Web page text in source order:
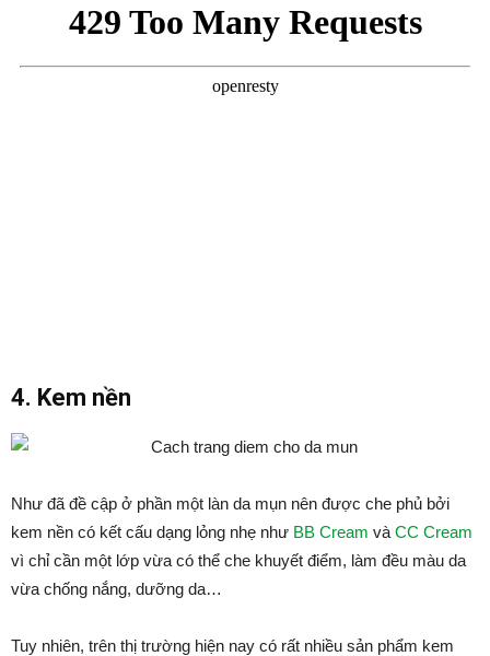
4. Kem nền
Như đã đề cập ở phần một làn da mụn nên được che phủ bởi
kem nền có kết cấu dạng lỏng nhẹ như BB Cream và CC Cream
vì chỉ cần một lớp vừa có thể che khuyết điểm, làm đều màu da
vừa chống nắng, dưỡng da…
Tuy nhiên, trên thị trường hiện nay có rất nhiều sản phẩm kem